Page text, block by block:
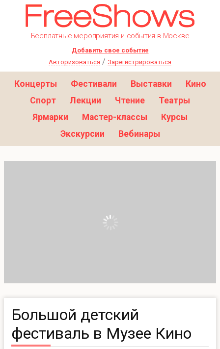
Бесплатные мероприятия и события в Москве
Добавить свое событие
Авторизоваться / Зарегистрироваться
Концерты Фестивали Выставки
Кино
Спорт
Лекции Чтение
Театры
Ярмарки
Мастер-классы
Курсы
Экскурсии
Вебинары
Большой детский
фестиваль в Музее Кино